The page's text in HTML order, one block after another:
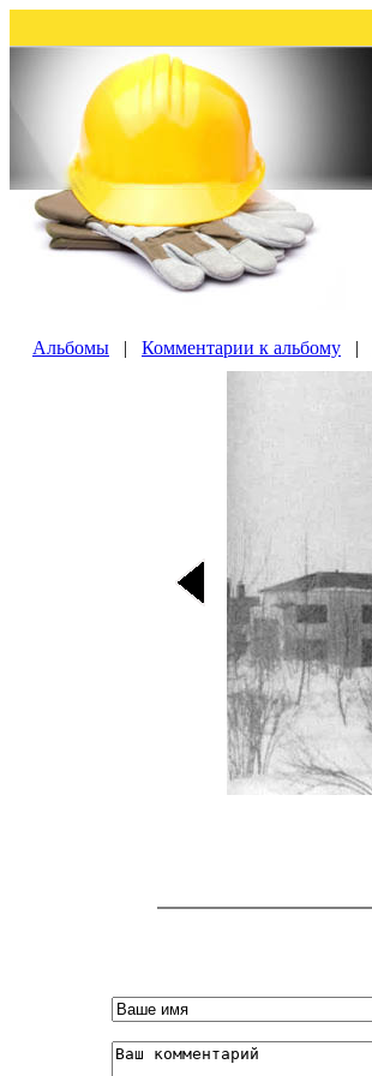
Альбомы | Комментарии к альбому |